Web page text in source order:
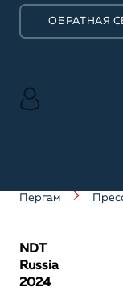
ОБРАТНАЯ
Пергам
NDT
Russia
2024